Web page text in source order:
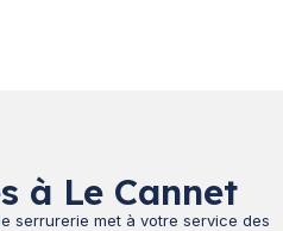
à Le Cannet
serrurerie met à votre service des